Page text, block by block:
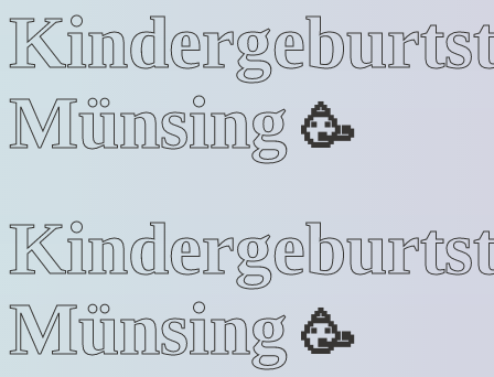
Münsing 🥳
Münsing 🥳